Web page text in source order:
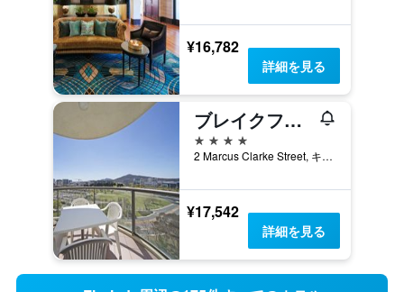
¥16,782
詳細を見る
ブレイクフリー キャピタル タワー
4つ星
2 Marcus Clarke Street, キャンベラ, ACT, オーストラリア
¥17,542
詳細を見る